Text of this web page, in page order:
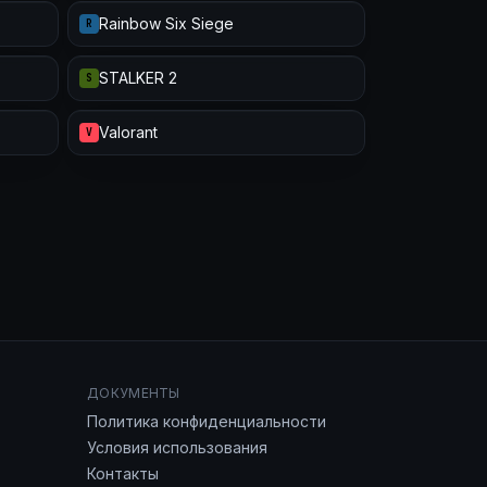
R Rainbow Six Siege
S STALKER 2
V Valorant
ДОКУМЕНТЫ
Политика конфиденциальности
Условия использования
Контакты